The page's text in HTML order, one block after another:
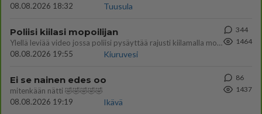
08.08.2026 18:32
Tuusula
Poliisi kiilasi mopoilijan
Ylellä leviää video jossa poliisi pysäyttää rajusti kiilamalla mopo pojan. Toivottavasti poliisi ottaa tuosta mallia myö
08.08.2026 19:55
Kiuruvesi
344
1464
Ei se nainen edes oo
mitenkään nätti 🤣🤣🤣🤣🤣
08.08.2026 19:19
Ikävä
86
1437